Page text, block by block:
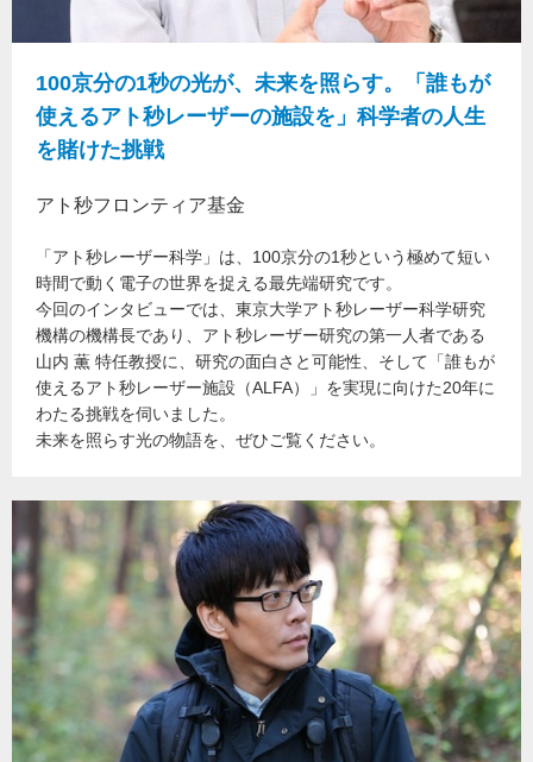
100京分の1秒の光が、未来を照らす。「誰もが
使えるアト秒レーザーの施設を」科学者の人生
を賭けた挑戦
アト秒フロンティア基金
「アト秒レーザー科学」は、100京分の1秒という極めて短い
時間で動く電子の世界を捉える最先端研究です。
今回のインタビューでは、東京大学アト秒レーザー科学研究
機構の機構長であり、アト秒レーザー研究の第一人者である
山内 薫 特任教授に、研究の面白さと可能性、そして「誰もが
使えるアト秒レーザー施設（ALFA）」を実現に向けた20年に
わたる挑戦を伺いました。
未来を照らす光の物語を、ぜひご覧ください。